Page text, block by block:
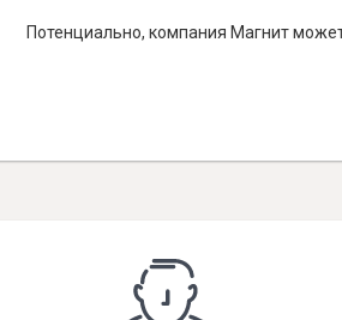
Потенциально, компания Магнит